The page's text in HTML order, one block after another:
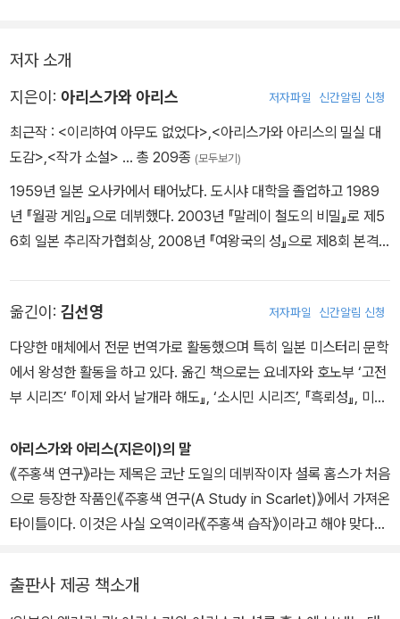
저자 소개
지은이: 아리스가와 아리스 저자파일 신간알림 신청
최근작 : <이리하여 아무도 없었다> <아리스가와 아리스의 밀실 대
도감> <작가 소설> … 총 209종 (모두보기)
1959년 일본 오사카에서 태어났다. 도시샤 대학을 졸업하고 1989
년 『월광 게임』으로 데뷔했다. 2003년 『말레이 철도의 비밀』로 제5
6회 일본 추리작가협회상, 2008년 『여왕국의 성』으로 제8회 본격
수상했다. 저서로는 『외딴 섬 퍼즐』 『46번째 밀실』 『행각승 지장 스
님의 방랑』 『쌍두의 악마』 『자물쇠 잠긴 남자』 등 다수가 있다.
옮긴이: 김선영 저자파일 신간알림 신청
다양한 매체에서 전문 번역가로 활동했으며 특히 일본 미스터리 문학
에서 왕성한 활동을 하고 있다. 옮긴 책으로는 요네자와 호노부 ‘고전
부 시리즈’ 『이제 와서 날개라 해도』, ‘소시민 시리즈’, 『흑뢰성』, 미나
리스가와 아리스 『쌍두의 악마』, 야마구치 마사야 『살아 있는 시체의
죽음』, 사사키 조 『경관의 피』, 오구리 무시타로 『흑사관 살인사건』,
히가시노 게이고 『가공범』 등이 있다.
아리스가와 아리스(지은이)의 말
《주홍색 연구》라는 제목은 코난 도일의 데뷔작이자 셜록 홈스가 처음
으로 등장한 작품인《주홍색 연구(A Study in Scarlet)》에서 가져온
타이틀이다. 이것은 사실 오역이라《주홍색 습작》이라고 해야 맞다는
좀처럼 바뀌지 않는다. 뭐, 나는 ‘흉내’만 냈다고 치자.
(중략)
출판사 제공 책소개